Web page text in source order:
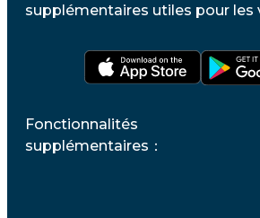
supplémentaires utiles pour les
Fonctionnalités
supplémentaires ：